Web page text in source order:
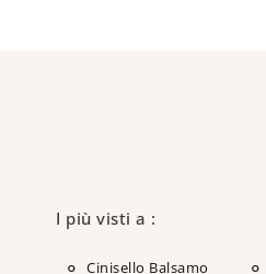
I più visti a :
Cinisello Balsamo